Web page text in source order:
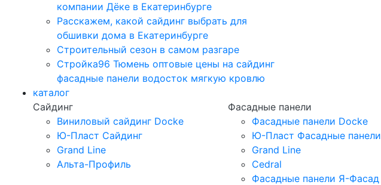
компании Дёке в Екатеринбурге
Расскажем, какой сайдинг выбрать для
обшивки дома в Екатеринбурге
Строительный сезон в самом разгаре
Стройка96 Тюмень оптовые цены на сайдинг
фасадные панели водосток мягкую кровлю
каталог
Сайдинг
Виниловый сайдинг Docke
Ю-Пласт Сайдинг
Grand Line
Альта-Профиль
Фасадные панели
Фасадные панели Docke
Ю-Пласт Фасадные панели
Grand Line
Cedral
Фасадные панели Я-Фасад